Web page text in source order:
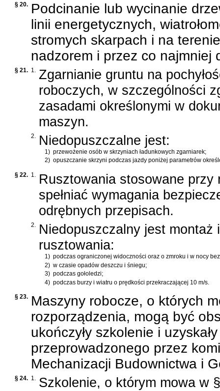
§ 20. Podcinanie lub wycinanie
linii energetycznych,
stromych skarpach i na
nadzorem i przez co najmniej
§ 21. 1.
Zgarnianie gruntu na
roboczych, w szczególności
zasadami określonymi w
maszyn.
2. Niedopuszczalne jest:
1) przewożenie osób w skrzyniach ładunkowych zgarniarek;
2) opuszczanie skrzyni podczas jazdy poniżej parametrów
§ 22. 1. Rusztowania stosowane
spełniać wymagania
odrębnych przepisach.
2. Niedopuszczalny jest montaż
rusztowania:
1) podczas ograniczonej widoczności oraz o zmroku i w nocy
2) w czasie opadów deszczu i śniegu;
3) podczas gołoledzi;
4) podczas burzy i wiatru o prędkości przekraczającej 10 m/s.
§ 23. Maszyny robocze, o których
rozporządzenia, mogą być
ukończyły szkolenie i
przeprowadzonego przez
Mechanizacji Budownictwa i
§ 24. 1. Szkolenie, o którym mowa w §